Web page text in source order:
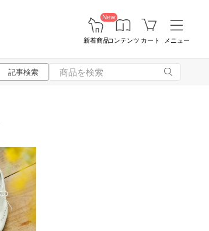
New
新着商品コンテンツ カート メニュー
記事検索